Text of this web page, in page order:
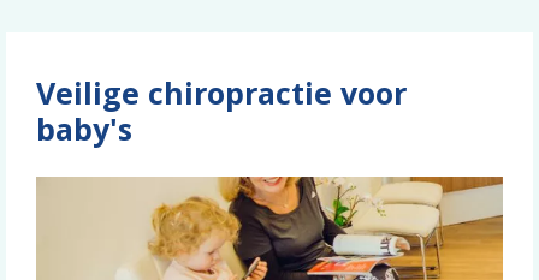
Veilige chiropractie voor
baby's